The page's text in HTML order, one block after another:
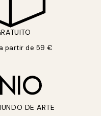
partir de 59 €
DE ARTE